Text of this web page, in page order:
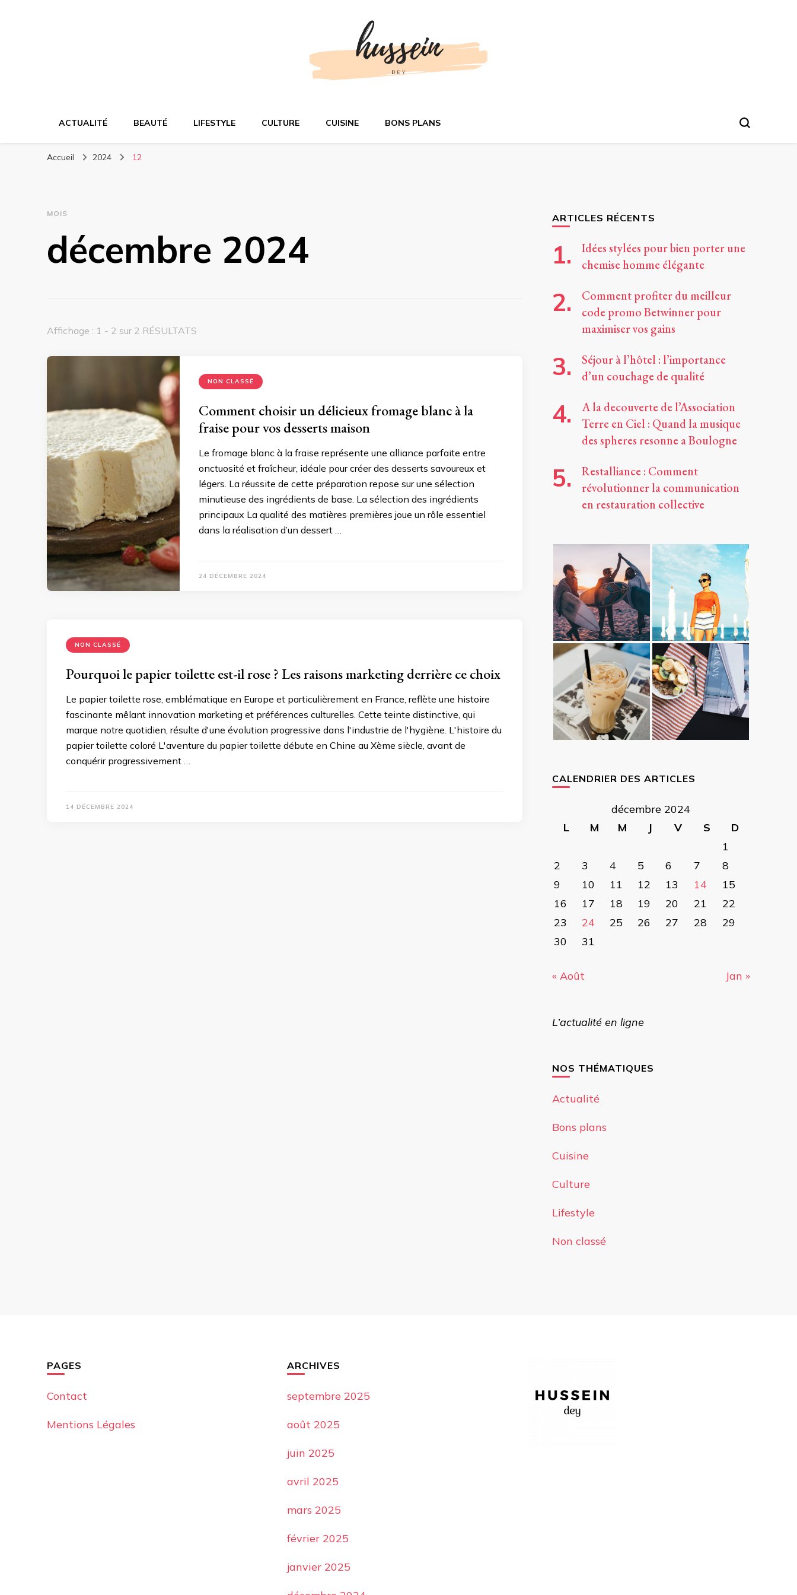
Votre actualité en ligne
ACTUALITÉ BEAUTÉ LIFESTYLE CULTURE CUISINE BONS PLANS
Accueil 2024 12
MOIS
décembre 2024
Affichage : 1 - 2 sur 2 RÉSULTATS
NON CLASSÉ
Comment choisir un délicieux fromage blanc à la
fraise pour vos desserts maison
Le fromage blanc à la fraise représente une alliance parfaite entre
onctuosité et fraîcheur, idéale pour créer des desserts savoureux et
légers. La réussite de cette préparation repose sur une sélection
minutieuse des ingrédients de base. La sélection des ingrédients
principaux La qualité des matières premières joue un rôle essentiel
dans la réalisation d’un dessert …
24 DÉCEMBRE 2024
NON CLASSÉ
Pourquoi le papier toilette est-il rose ? Les raisons marketing derrière ce choix
Le papier toilette rose, emblématique en Europe et particulièrement en France, reflète une histoire
fascinante mêlant innovation marketing et préférences culturelles. Cette teinte distinctive, qui
marque notre quotidien, résulte d'une évolution progressive dans l'industrie de l'hygiène. L'histoire du
papier toilette coloré L'aventure du papier toilette débute en Chine au Xème siècle, avant de
conquérir progressivement …
14 DÉCEMBRE 2024
ARTICLES RÉCENTS
Idées stylées pour bien porter une
chemise homme élégante
Comment profiter du meilleur
code promo Betwinner pour
maximiser vos gains
Séjour à l’hôtel : l’importance
d’un couchage de qualité
A la decouverte de l’Association
Terre en Ciel : Quand la musique
des spheres resonne a Boulogne
Restalliance : Comment
révolutionner la communication
en restauration collective
CALENDRIER DES ARTICLES
décembre 2024
L
M M J V S
D
1
2
3 4 5 6 7
8
9
10 11 12 13 14
15
16
17 18 19 20 21
22
23
24 25 26 27 28
29
30
31
« Août Jan »
L’actualité en ligne
NOS THÉMATIQUES
Actualité
Bons plans
Cuisine
Culture
Lifestyle
Non classé
PAGES
Contact
Mentions Légales
ARCHIVES
septembre 2025
août 2025
juin 2025
avril 2025
mars 2025
février 2025
janvier 2025